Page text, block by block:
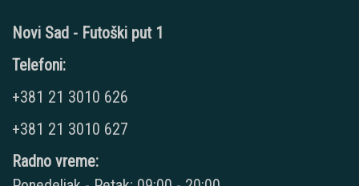
Novi Sad - Futoški put 1
Telefoni:
+381 21 3010 626
+381 21 3010 627
Radno vreme: